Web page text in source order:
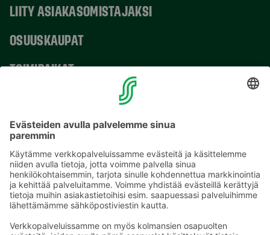
LIITY ASIAKASOMISTAJAKSI
OSUUSKAUPAT
TOIMIPAIKAT
Sähköpostiosoitteet S-ryhmässä ovat muotoa
etunimi.sukunimi@sok.fi